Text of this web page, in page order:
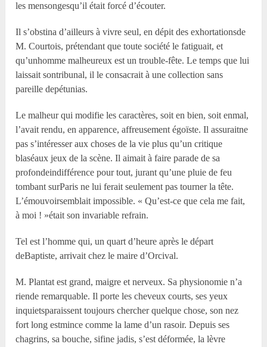
les mensongesqu’il était forcé d’écouter.
Il s’obstina d’ailleurs à vivre seul, en dépit des exhortationsde
M. Courtois, prétendant que toute société le fatiguait, et
qu’unhomme malheureux est un trouble-fête. Le temps que lui
laissait sontribunal, il le consacrait à une collection sans
pareille depétunias.
Le malheur qui modifie les caractères, soit en bien, soit enmal,
l’avait rendu, en apparence, affreusement égoïste. Il assuraitne
pas s’intéresser aux choses de la vie plus qu’un critique
blaséaux jeux de la scène. Il aimait à faire parade de sa
profondeindifférence pour tout, jurant qu’une pluie de feu
tombant surParis ne lui ferait seulement pas tourner la tête.
L’émouvoirsemblait impossible. « Qu’est-ce que cela me fait,
à moi ! »était son invariable refrain.
Tel est l’homme qui, un quart d’heure après le départ
deBaptiste, arrivait chez le maire d’Orcival.
M. Plantat est grand, maigre et nerveux. Sa physionomie n’a
riende remarquable. Il porte les cheveux courts, ses yeux
inquietsparaissent toujours chercher quelque chose, son nez
fort long estmince comme la lame d’un rasoir. Depuis ses
chagrins, sa bouche, sifine jadis, s’est déformée, la lèvre